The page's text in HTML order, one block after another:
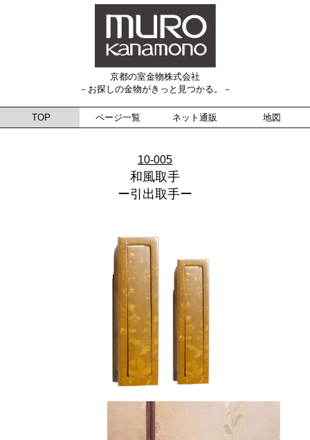
京都の室金物株式会社
－お探しの金物がきっと見つかる。－
TOP ページ一覧 ネット通販 地図
10-005
和風取手
ー引出取手ー